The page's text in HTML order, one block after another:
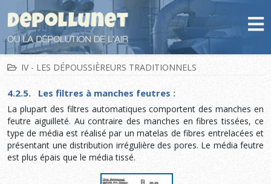
IV - LES DÉPOUSSIÈREURS TRADITIONNELS
4.2.5. Les filtres à manches feutres :
La plupart des filtres automatiques comportent des manches en
feutre aiguilleté. Au contraire des manches en fibres tissées, ce
type de média est réalisé par un matelas de fibres entrelacées et
présentant une distribution irrégulière des pores. Le média feutre
est plus épais que le média tissé.